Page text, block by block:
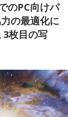
のPC向けパ
の最適化に
3枚目の写